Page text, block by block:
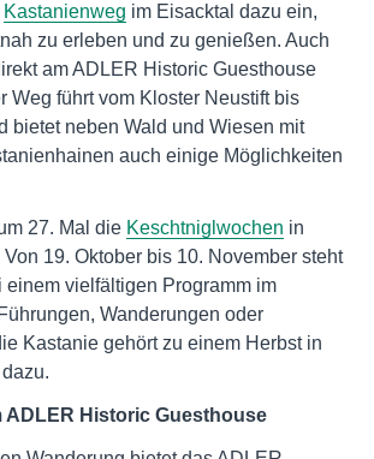
Kastanienweg im Eisacktal dazu ein,
zu erleben und zu genießen. Auch
am ADLER Historic Guesthouse
Weg führt vom Kloster Neustift bis
bietet neben Wald und Wiesen mit
auch einige Möglichkeiten
27. Mal die Keschtniglwochen in
Von 19. Oktober bis 10. November steht
einem vielfältigen Programm im
Wanderungen oder
Kastanie gehört zu einem Herbst in
ADLER Historic Guesthouse